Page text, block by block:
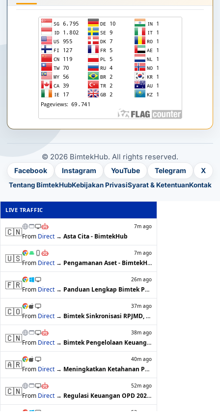
© 2026 BimtekHub. All rights reserved.
Facebook Instagram YouTube Telegram X
Tentang BimtekHubKebijakan PrivasiSyarat & KetentuanKontak
LIVE TRAFFIC
🇨🇳 7m ago
From Direct → Asta Cita - BimtekHub
🇺🇸 7m ago
From Direct → Pengamanan Aset - BimtekHub
🇫🇷 26m ago
From Direct → Panduan Lengkap Bimtek Pengelolaan Keu…
🇨🇴 37m ago
From Direct → Bimtek Sinkronisasi RPJMD, RKPD, Renst…
🇨🇳 38m ago
From Direct → Bimtek Pengelolaan Keuangan Desa: Prak…
🇦🇷 40m ago
From Direct → Meningkatkan Ketahanan Pangan untuk Ma…
🇨🇳 52m ago
From Direct → Regulasi Keuangan OPD 2026: Implementa…
53m ago